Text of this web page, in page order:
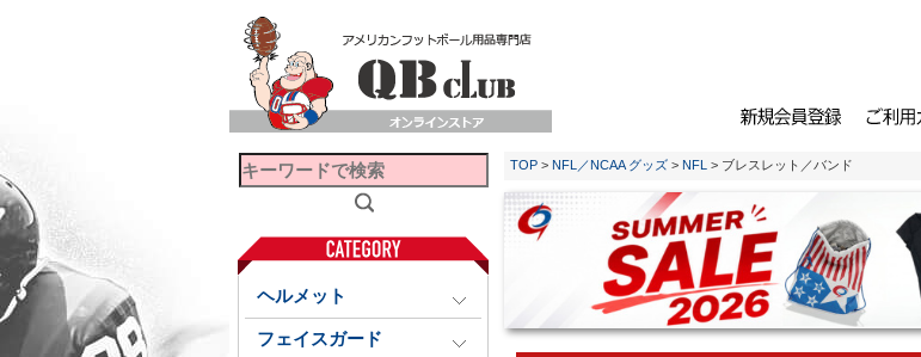
ヘルメット
フェイスガード
TOP > NFL／NCAA グッズ > NFL > ブレスレット／バンド